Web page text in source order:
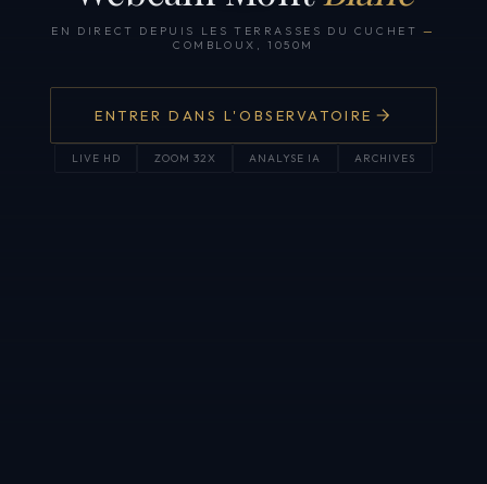
EN DIRECT DEPUIS LES TERRASSES DU CUCHET —
COMBLOUX, 1050M
ENTRER DANS L'OBSERVATOIRE
LIVE HD ZOOM 32X ANALYSE IA ARCHIVES